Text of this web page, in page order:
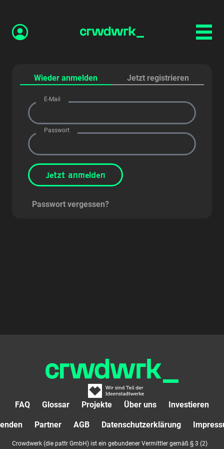
Wieder anmelden Jetzt registrieren
E-Mail
Passwort
Jetzt anmelden
Passwort vergessen?
FAQ Glossar Projekte Über uns Investieren
Partner AGB Datenschutzerklärung
Crowdwerk (die pattr GmbH) ist ein gebundener Vermittler gemäß § 3 (2)